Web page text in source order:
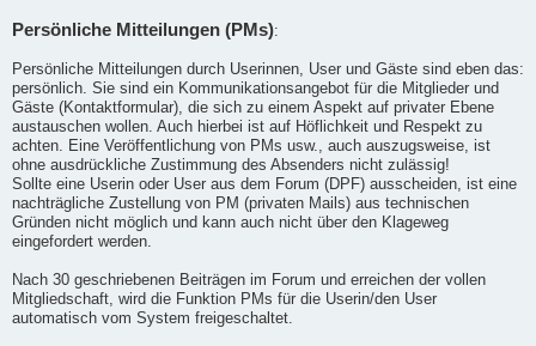
Persönliche Mitteilungen (PMs):
Persönliche Mitteilungen durch Userinnen, User und Gäste sind eben das:
persönlich. Sie sind ein Kommunikationsangebot für die Mitglieder und
Gäste (Kontaktformular), die sich zu einem Aspekt auf privater Ebene
austauschen wollen. Auch hierbei ist auf Höflichkeit und Respekt zu
achten. Eine Veröffentlichung von PMs usw., auch auszugsweise, ist
ohne ausdrückliche Zustimmung des Absenders nicht zulässig!
Sollte eine Userin oder User aus dem Forum (DPF) ausscheiden, ist eine
nachträgliche Zustellung von PM (privaten Mails) aus technischen
Gründen nicht möglich und kann auch nicht über den Klageweg
eingefordert werden.
Nach 30 geschriebenen Beiträgen im Forum und erreichen der vollen
Mitgliedschaft, wird die Funktion PMs für die Userin/den User
automatisch vom System freigeschaltet.